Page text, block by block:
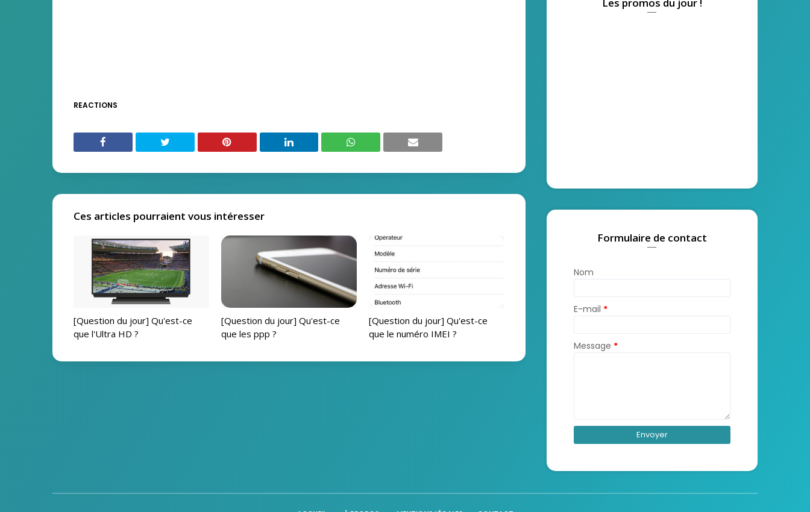
REACTIONS
Ces articles pourraient vous intéresser
[Question du jour] Qu'est-ce
que l'Ultra HD ?
[Question du jour] Qu'est-ce
que les ppp ?
[Question du jour] Qu'est-ce
que le numéro IMEI ?
Les promos du jour !
Formulaire de contact
Nom
E-mail *
Message *